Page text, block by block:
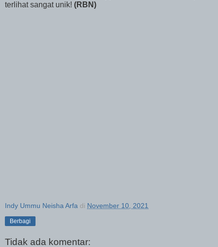
terlihat sangat unik! (RBN)
Indy Ummu Neisha Arfa di November 10, 2021
Berbagi
Tidak ada komentar: